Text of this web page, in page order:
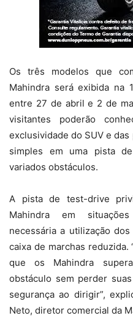
Os três modelos que
Mahindra será exibida na
entre 27 de abril e 2 de
visitantes poderão
exclusividade do SUV e
simples em uma pista
variados obstáculos.
A pista de test-drive
Mahindra em
necessária a utilização
caixa de marchas
que os Mahindra
obstáculo sem perder
segurança ao dirigir”,
Neto, diretor comercial da